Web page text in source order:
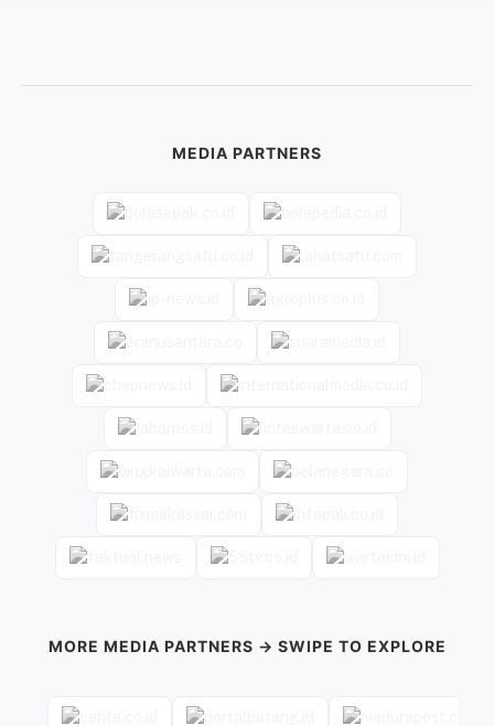
MEDIA PARTNERS
MORE MEDIA PARTNERS → SWIPE TO EXPLORE